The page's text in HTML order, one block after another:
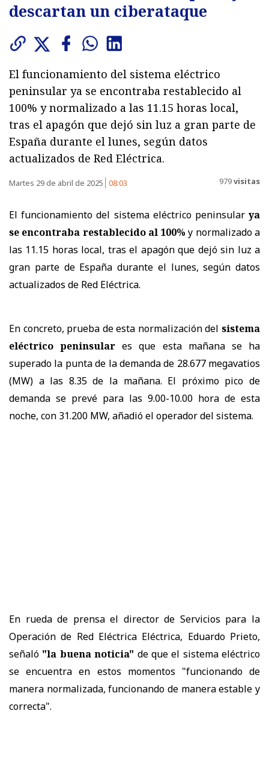
descartan un ciberataque
El funcionamiento del sistema eléctrico
peninsular ya se encontraba restablecido al
100% y normalizado a las 11.15 horas local,
tras el apagón que dejó sin luz a gran parte de
España durante el lunes, según datos
actualizados de Red Eléctrica.
Martes 29 de abril de 2025 08:03 979visitas
El funcionamiento del sistema eléctrico peninsular ya
se encontraba restablecido al 100% y normalizado a
las 11.15 horas local, tras el apagón que dejó sin luz a
gran parte de España durante el lunes, según datos
actualizados de Red Eléctrica.
En concreto, prueba de esta normalización del sistema
eléctrico peninsular es que esta mañana se ha
superado la punta de la demanda de 28.677 megavatios
(MW) a las 8.35 de la mañana. El próximo pico de
demanda se prevé para las 9.00-10.00 hora de esta
noche, con 31.200 MW, añadió el operador del sistema.
En rueda de prensa el director de Servicios para la
Operación de Red Eléctrica Eléctrica, Eduardo Prieto,
señaló "la buena noticia" de que el sistema eléctrico
se encuentra en estos momentos "funcionando de
manera normalizada, funcionando de manera estable y
correcta".